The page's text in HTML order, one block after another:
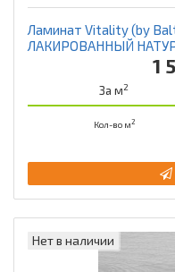
Ламинат Vitality (by
ЛАКИРОВАННЫЙ
1
За м2
Кол-во м2
Нет в наличии